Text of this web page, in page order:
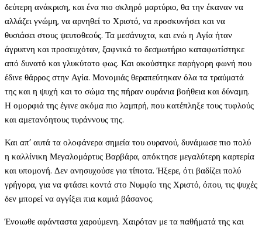
δεύτερη ανάκριση, και ένα πιο σκληρό μαρτύριο, θα την έκαναν να
αλλάζει γνώμη, να αρνηθεί το Χριστό, να προσκυνήσει και να
θυσιάσει στους ψευτοθεούς. Τα μεσάνυχτα, και ενώ η Αγία ήταν
άγρυπνη και προσευχόταν, ξαφνικά το δεσμωτήριο καταφωτίστηκε
από δυνατό και γλυκύτατο φως. Και ακούστηκε παρήγορη φωνή που
έδινε θάρρος στην Αγία. Μονομιάς θεραπεύτηκαν όλα τα τραύματά
της και η ψυχή και το σώμα της πήραν ουράνια βοήθεια και δύναμη.
Η ομορφιά της έγινε ακόμα πιο λαμπρή, που κατέπληξε τους τυφλούς
και αμετανόητους τυράννους της.
Και απ’ αυτά τα ολοφάνερα σημεία του ουρανού, δυνάμωσε πιο πολύ
η καλλίνικη Μεγαλομάρτυς Βαρβάρα, απόκτησε μεγαλύτερη καρτερία
και υπομονή. Δεν ανησυχούσε για τίποτα. Ήξερε, ότι βαδίζει πολύ
γρήγορα, για να φτάσει κοντά στο Νυμφίο της Χριστό, όπου, τις ψυχές
δεν μπορεί να αγγίξει πια καμιά βάσανος.
Ένοιωθε αφάνταστα χαρούμενη. Χαιρόταν με τα παθήματά της και